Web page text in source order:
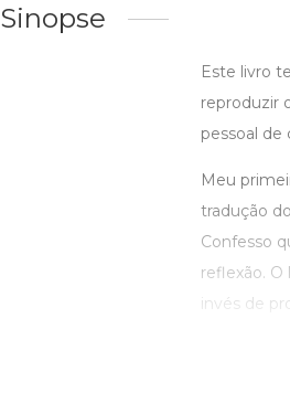
Sinopse
Este livro
reproduzir
pessoal de
Meu
tradução
Confesso
reflexão.
invés de